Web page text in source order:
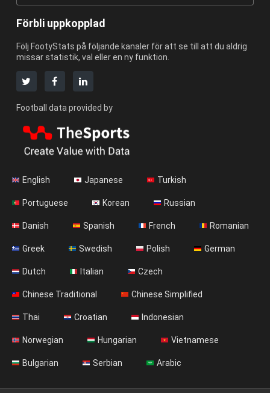
Förbli uppkopplad
Följ FootyStats på följande kanaler för att se till att du aldrig
missar statistik, val eller en ny funktion.
Football data provided by
English Japanese Turkish
Portuguese Korean Russian
Danish Spanish French Romanian
Greek Swedish Polish German
Dutch Italian Czech
Chinese Traditional Chinese Simplified
Thai Croatian Indonesian
Norwegian Hungarian Vietnamese
Bulgarian Serbian Arabic